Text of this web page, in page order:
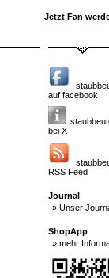
Jetzt Fan
auf facebook
bei X
RSS Feed
Journal
» Unser
ShopApp
» mehr